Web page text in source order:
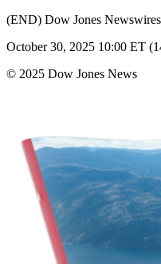
(END) Dow Jones Newswires
October 30, 2025 10:00 ET
© 2025 Dow Jones News